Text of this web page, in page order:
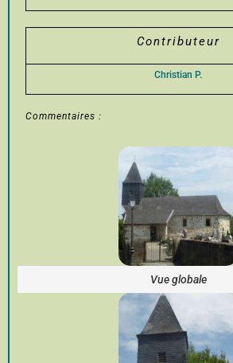
Contributeur
Christian P.
Commentaires :
Vue globale